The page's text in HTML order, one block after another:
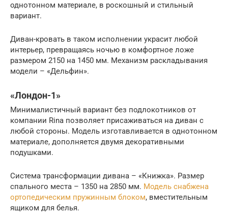
однотонном материале, в роскошный и стильный
вариант.
Диван-кровать в таком исполнении украсит любой
интерьер, превращаясь ночью в комфортное ложе
размером 2150 на 1450 мм. Механизм раскладывания
модели – «Дельфин».
«Лондон-1»
Минималистичный вариант без подлокотников от
компании Rina позволяет присаживаться на диван с
любой стороны. Модель изготавливается в однотонном
материале, дополняется двумя декоративными
подушками.
Система трансформации дивана – «Книжка». Размер
спального места – 1350 на 2850 мм. Модель снабжена
ортопедическим пружинным блоком, вместительным
ящиком для белья.